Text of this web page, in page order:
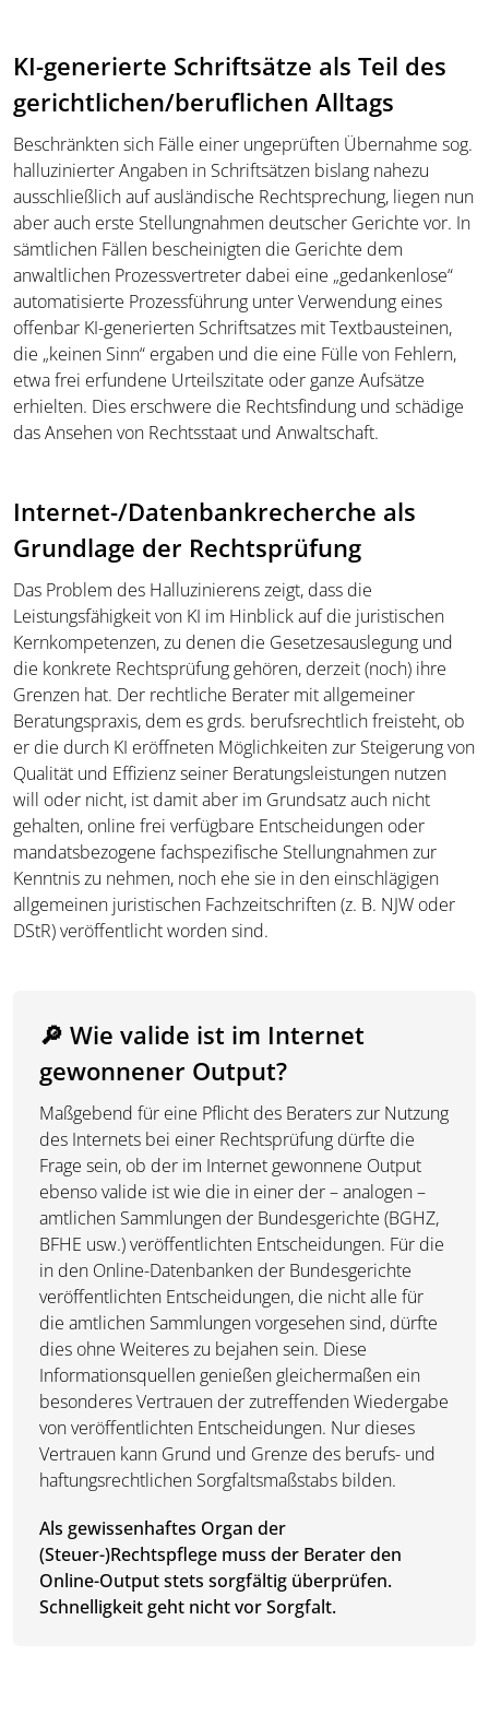
KI-generierte Schriftsätze als Teil des
gerichtlichen/beruflichen Alltags
Beschränkten sich Fälle einer ungeprüften Übernahme sog.
halluzinierter Angaben in Schriftsätzen bislang nahezu
ausschließlich auf ausländische Rechtsprechung, liegen nun
aber auch erste Stellungnahmen deutscher Gerichte vor. In
sämtlichen Fällen bescheinigten die Gerichte dem
anwaltlichen Prozessvertreter dabei eine „gedankenlose“
automatisierte Prozessführung unter Verwendung eines
offenbar KI-generierten Schriftsatzes mit Textbausteinen,
die „keinen Sinn“ ergaben und die eine Fülle von Fehlern,
etwa frei erfundene Urteilszitate oder ganze Aufsätze
erhielten. Dies erschwere die Rechtsfindung und schädige
das Ansehen von Rechtsstaat und Anwaltschaft.
Internet-/Datenbankrecherche als
Grundlage der Rechtsprüfung
Das Problem des Halluzinierens zeigt, dass die
Leistungsfähigkeit von KI im Hinblick auf die juristischen
Kernkompetenzen, zu denen die Gesetzesauslegung und
die konkrete Rechtsprüfung gehören, derzeit (noch) ihre
Grenzen hat. Der rechtliche Berater mit allgemeiner
Beratungspraxis, dem es grds. berufsrechtlich freisteht, ob
er die durch KI eröffneten Möglichkeiten zur Steigerung von
Qualität und Effizienz seiner Beratungsleistungen nutzen
will oder nicht, ist damit aber im Grundsatz auch nicht
gehalten, online frei verfügbare Entscheidungen oder
mandatsbezogene fachspezifische Stellungnahmen zur
Kenntnis zu nehmen, noch ehe sie in den einschlägigen
allgemeinen juristischen Fachzeitschriften (z. B. NJW oder
DStR) veröffentlicht worden sind.
🔎 Wie valide ist im Internet
gewonnener Output?
Maßgebend für eine Pflicht des Beraters zur Nutzung
des Internets bei einer Rechtsprüfung dürfte die
Frage sein, ob der im Internet gewonnene Output
ebenso valide ist wie die in einer der – analogen –
amtlichen Sammlungen der Bundesgerichte (BGHZ,
BFHE usw.) veröffentlichten Entscheidungen. Für die
in den Online-Datenbanken der Bundesgerichte
veröffentlichten Entscheidungen, die nicht alle für
die amtlichen Sammlungen vorgesehen sind, dürfte
dies ohne Weiteres zu bejahen sein. Diese
Informationsquellen genießen gleichermaßen ein
besonderes Vertrauen der zutreffenden Wiedergabe
von veröffentlichten Entscheidungen. Nur dieses
Vertrauen kann Grund und Grenze des berufs- und
haftungsrechtlichen Sorgfaltsmaßstabs bilden.
Als gewissenhaftes Organ der
(Steuer-)Rechtspflege muss der Berater den
Online-Output stets sorgfältig überprüfen.
Schnelligkeit geht nicht vor Sorgfalt.